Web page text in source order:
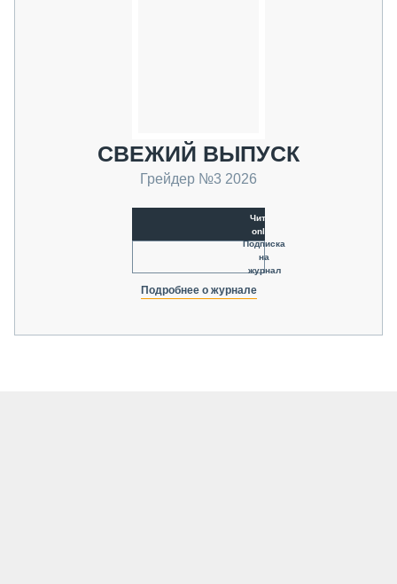
СВЕЖИЙ ВЫПУСК
Грейдер №3 2026
Читать
online
Подписка
на
журнал
Подробнее о журнале